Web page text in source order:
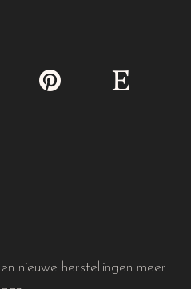
nieuwe herstellingen meer